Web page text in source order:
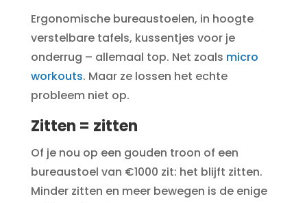
Ergonomische bureaustoelen, in hoogte
verstelbare tafels, kussentjes voor je
onderrug – allemaal top. Net zoals micro
workouts. Maar ze lossen het echte
probleem niet op.
Zitten = zitten
Of je nou op een gouden troon of een
bureaustoel van €1000 zit: het blijft zitten.
Minder zitten en meer bewegen is de enige